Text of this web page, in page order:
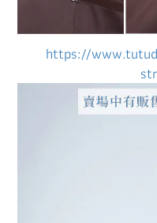
https://